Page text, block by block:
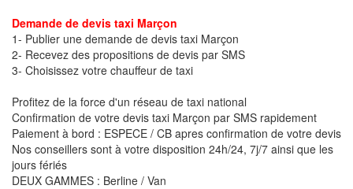
Demande de devis taxi Marçon
1- Publier une demande de devis taxi Marçon
2- Recevez des propositions de devis par SMS
3- Choisissez votre chauffeur de taxi
Profitez de la force d'un réseau de taxi national
Confirmation de votre devis taxi Marçon par SMS rapidement
Paiement à bord : ESPECE / CB apres confirmation de votre devis
Nos conseillers sont à votre disposition 24h/24, 7j/7 ainsi que les
jours fériés
DEUX GAMMES : Berline / Van